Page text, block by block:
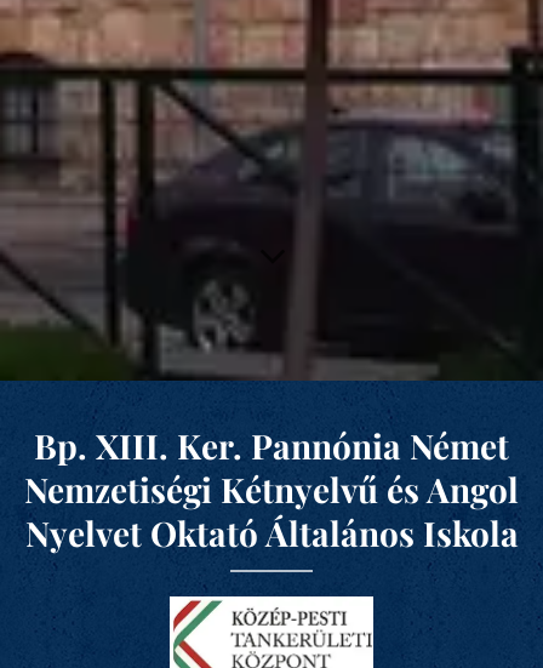
Bp. XIII. Ker. Pannónia Német
Nemzetiségi Kétnyelvű és Angol
Nyelvet Oktató Általános Iskola